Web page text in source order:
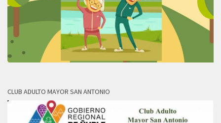
CLUB ADULTO MAYOR SAN ANTONIO